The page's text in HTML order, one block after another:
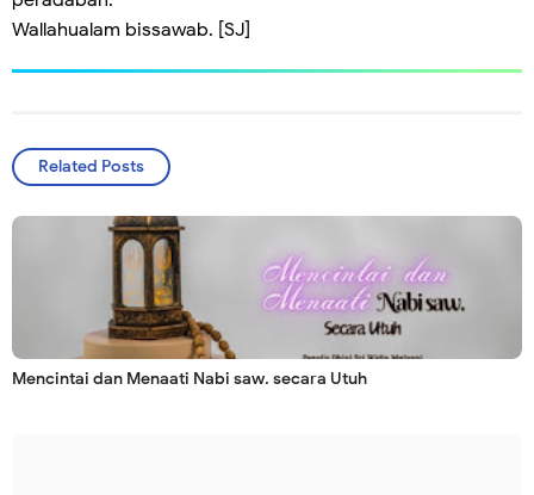
Wallahualam bissawab. [SJ]
Related Posts
Mencintai dan Menaati Nabi saw. secara Utuh